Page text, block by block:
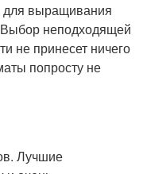
для выращивания
неподходящей
не принесет ничего
попросту не